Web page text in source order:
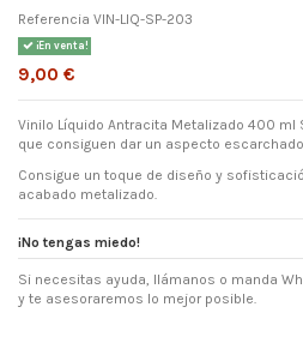
Referencia VIN-LIQ-SP-203
¡En venta!
9,00 €
Vinilo Líquido Antracita Metalizado 400
que consiguen dar un aspecto
Consigue un toque de diseño y
acabado metalizado.
¡No tengas miedo!
Si necesitas ayuda, llámanos o manda
y te asesoraremos lo mejor posible.